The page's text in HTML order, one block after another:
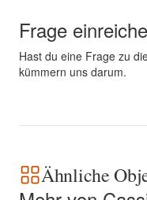
Frage
Hast du eine Frage zu
kümmern uns darum.
Ähnliche